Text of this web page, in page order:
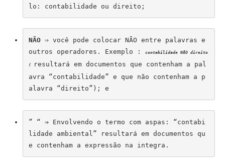
lo: contabilidade ou direito;
NÃO ⇒ você pode colocar NÃO entre palavras e
outros operadores. Exemplo :
contabilidade NÃO direito
(
resultará em documentos que contenham a pal
avra “contabilidade” e que não contenham a p
alavra “direito”); e
” “ ⇒ Envolvendo o termo com aspas: “contabi
lidade ambiental” resultará em documentos qu
e contenham a expressão na integra.